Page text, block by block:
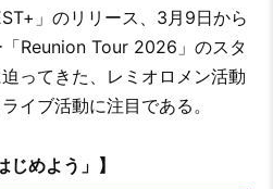
」のリリース、3月9日から
Reunion Tour 2026」のスタ
ってきた、レミオロメン活動
イブ活動に注目である。
じめよう」】